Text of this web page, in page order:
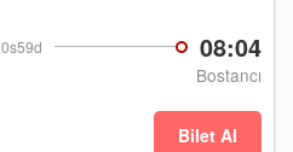
0s59d 08:04
Bostancı
Bilet Al